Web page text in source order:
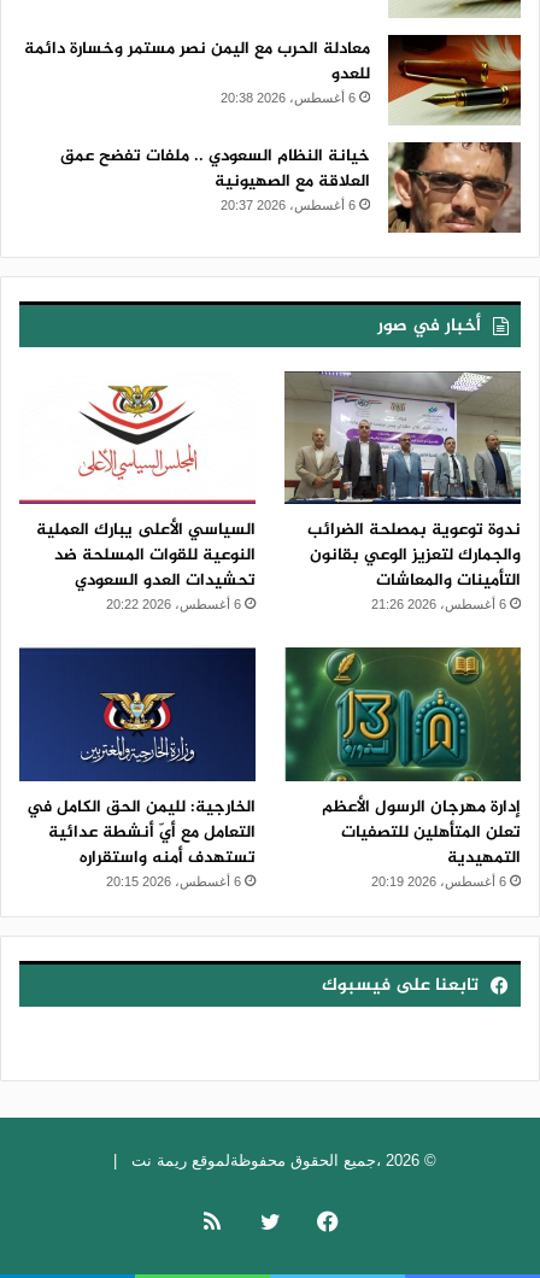
معادلة الحرب مع اليمن نصر مستمر وخسارة دائمة
للعدو
6 أغسطس، 2026 20:38
خيانة النظام السعودي .. ملفات تفضح عمق
العلاقة مع الصهيونية
6 أغسطس، 2026 20:37
أخبار في صور
ندوة توعوية بمصلحة الضرائب
والجمارك لتعزيز الوعي بقانون
التأمينات والمعاشات
6 أغسطس، 2026 21:26
السياسي الأعلى يبارك العملية
النوعية للقوات المسلحة ضد
تحشيدات العدو السعودي
6 أغسطس، 2026 20:22
إدارة مهرجان الرسول الأعظم
تعلن المتأهلين للتصفيات
التمهيدية
6 أغسطس، 2026 20:19
الخارجية: لليمن الحق الكامل في
التعامل مع أيّ أنشطة عدائية
تستهدف أمنه واستقراره
6 أغسطس، 2026 20:15
تابعنا على فيسبوك
© 2026 ،جميع الحقوق محفوظةلموقع ريمة نت |
فيسبوك تويتر ملخص